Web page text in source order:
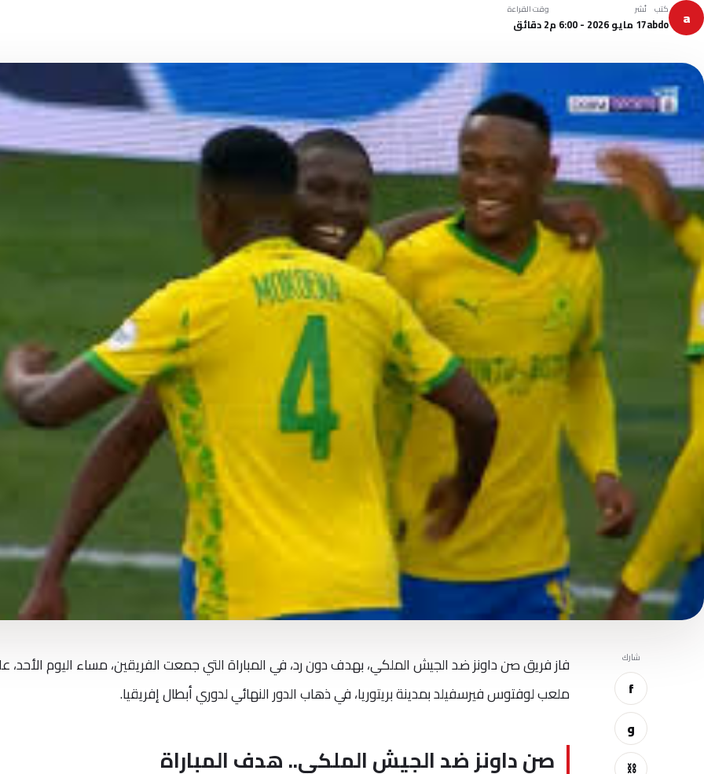
a كتب
abdo
نُشر
17 مايو 2026 - 6:00 م
وقت القراءة
2 دقائق
شارك
f
و
⛓
فاز فريق صن داونز ضد الجيش الملكي، بهدف دون رد، في المباراة التي جمعت الفريقين، مساء اليوم الأحد،
ملعب لوفتوس فيرسفيلد بمدينة بريتوريا، في ذهاب الدور النهائي لدوري أبطال إفريقيا.
صن داونز ضد الجيش الملكي.. هدف المباراة